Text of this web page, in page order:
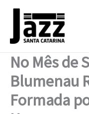
No Mês de
Blumenau
Formada